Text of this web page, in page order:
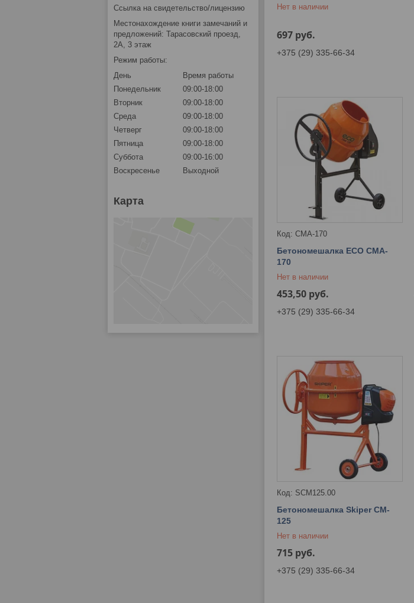
Нет в наличии
697 руб.
+375 (29) 335-66-34
CMA-170
Бетономешалка ECO CMA-
170
Нет в наличии
453,50 руб.
+375 (29) 335-66-34
SCM125.00
Бетономешалка Skiper CM-
125
Нет в наличии
715 руб.
+375 (29) 335-66-34
Ссылка на свидетельство/лицензию
Местонахождение книги замечаний и
предложений: Тарасовский проезд,
2А, 3 этаж
Режим работы:
День
Время работы
Понедельник
09:00-18:00
Вторник
09:00-18:00
Среда
09:00-18:00
Четверг
09:00-18:00
Пятница
09:00-18:00
Суббота
09:00-16:00
Воскресенье
Выходной
Карта